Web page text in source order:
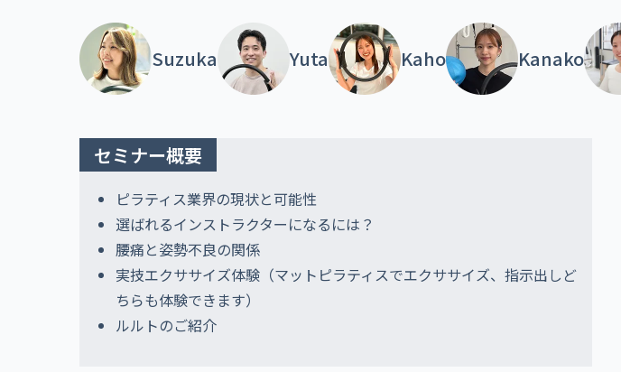
Suzuka Yuta Kaho Kanako
セミナー概要
ピラティス業界の現状と可能性
選ばれるインストラクターになるには？
腰痛と姿勢不良の関係
実技エクササイズ体験（マットピラティスでエクササイズ、指示出しど
ちらも体験できます）
ルルトのご紹介